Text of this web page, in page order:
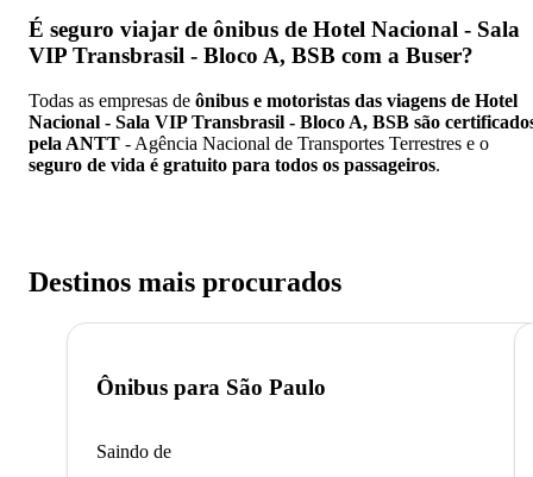
É seguro viajar de ônibus de Hotel Nacional - Sala
VIP Transbrasil - Bloco A, BSB com a Buser?
Todas as empresas de ônibus e motoristas das viagens de Hotel
Nacional - Sala VIP Transbrasil - Bloco A, BSB são
pela ANTT - Agência Nacional de Transportes Terrestres e o
seguro de vida é gratuito para todos os passageiros.
Destinos mais procurados
Ônibus para São Paulo
Saindo de